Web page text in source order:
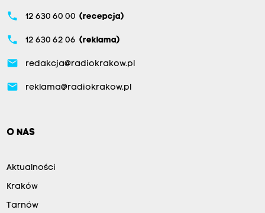
phone 12 630 60 00 (recepcja)
phone 12 630 62 06 (reklama)
email redakcja@radiokrakow.pl
email reklama@radiokrakow.pl
O NAS
Aktualności
Kraków
Tarnów